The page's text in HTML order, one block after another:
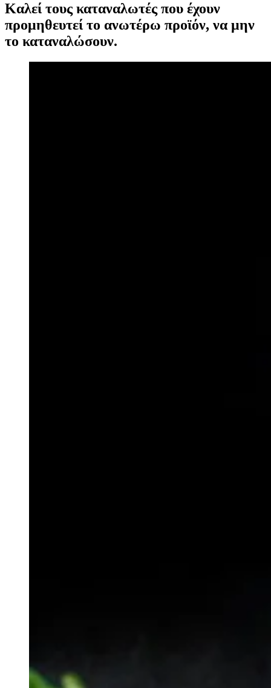
Καλεί τους καταναλωτές που έχουν
προμηθευτεί το ανωτέρω προϊόν, να μην
το καταναλώσουν.